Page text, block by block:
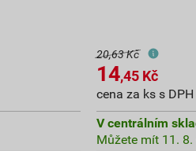
20,63 Kč
14,45 Kč
cena za ks s DPH
V centrálním
Můžete mít 11.